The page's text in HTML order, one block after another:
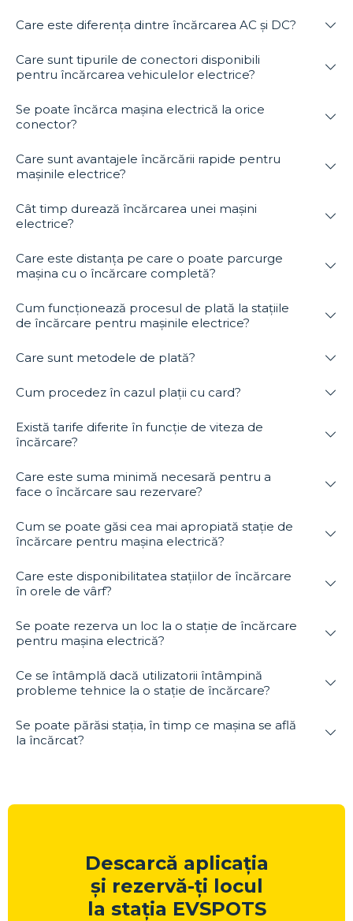
Care este diferența dintre încărcarea AC și DC?
Care sunt tipurile de conectori disponibili
pentru încărcarea vehiculelor electrice?
Se poate încărca mașina electrică la orice
conector?
Care sunt avantajele încărcării rapide pentru
mașinile electrice?
Cât timp durează încărcarea unei mașini
electrice?
Care este distanța pe care o poate parcurge
mașina cu o încărcare completă?
Cum funcționează procesul de plată la stațiile
de încărcare pentru mașinile electrice?
Care sunt metodele de plată?
Cum procedez în cazul plații cu card?
Există tarife diferite în funcție de viteza de
încărcare?
Care este suma minimă necesară pentru a
face o încărcare sau rezervare?
Cum se poate găsi cea mai apropiată stație de
încărcare pentru mașina electrică?
Care este disponibilitatea stațiilor de încărcare
în orele de vârf?
Se poate rezerva un loc la o stație de încărcare
pentru mașina electrică?
Ce se întâmplă dacă utilizatorii întâmpină
probleme tehnice la o stație de încărcare?
Se poate părăsi stația, în timp ce mașina se află
la încărcat?
Descarcă aplicația
și rezervă-ți locul
la stația EVSPOTS